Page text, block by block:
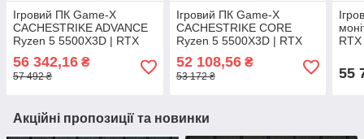
Ігровий ПК Game-X
CACHESTRIKE ADVANCE
Ryzen 5 5500X3D | RTX
SSD
56 342,16 ₴
57 492 ₴
Ігровий ПК Game-X
CACHESTRIKE CORE
Ryzen 5 5500X3D | RTX
SSD
52 108,56₴
53 172 ₴ 55
Акційні пропозиції та новинки